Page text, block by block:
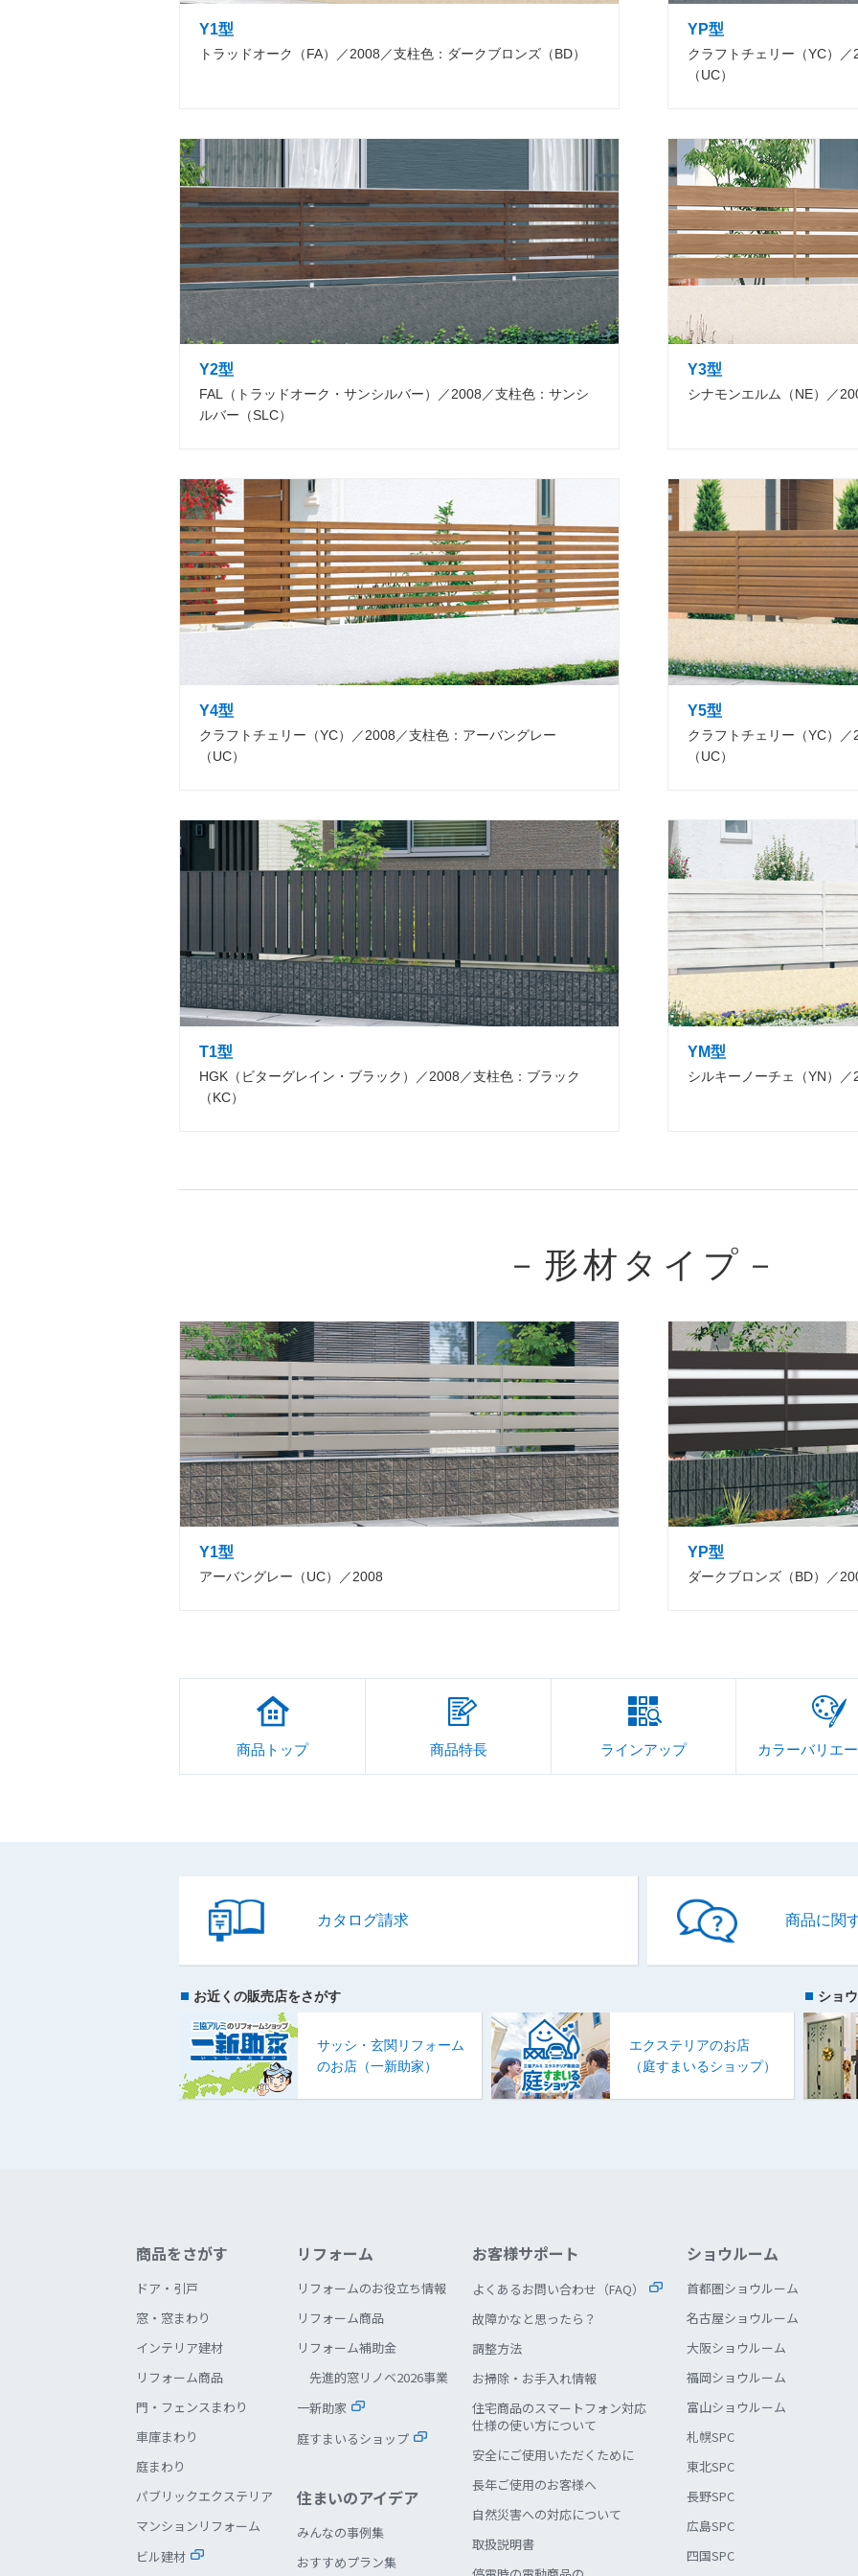
Y1型
トラッドオーク（FA）／2008／支柱色：ダークブロンズ（BD）
YP型
クラフトチェリー（YC）
（UC）
Y2型
FAL（トラッドオーク・サンシルバー）／2008／支柱色：サンシ
ルバー（SLC）
Y3型
シナモンエルム（NE）／
Y4型
クラフトチェリー（YC）／2008／支柱色：アーバングレー
（UC）
Y5型
クラフトチェリー（YC）
（UC）
T1型
HGK（ビターグレイン・ブラック）／2008／支柱色：ブラック
（KC）
YM型
シルキーノーチェ（YN）
－形材タイプ－
Y1型
アーバングレー（UC）／2008
YP型
ダークブロンズ（BD）／
商品トップ 商品特長 ラインアップ カラーバリエ
カタログ請求 商品に関
お近くの販売店をさがす
サッシ・玄関リフォーム
のお店（一新助家）
エクステリアのお店
（庭すまいるショップ）
ショ
商品をさがす
ドア・引戸
窓・窓まわり
インテリア建材
リフォーム商品
門・フェンスまわり
車庫まわり
庭まわり
パブリックエクステリア
マンションリフォーム
ビル建材
リフォーム
リフォームのお役立ち情報
リフォーム商品
リフォーム補助金
先進的窓リノベ2026事業
一新助家
庭すまいるショップ
住まいのアイデア
みんなの事例集
おすすめプラン集
お客様サポート
よくあるお問い合わせ（FAQ）
故障かなと思ったら？
調整方法
お掃除・お手入れ情報
住宅商品のスマートフォン対応
仕様の使い方について
安全にご使用いただくために
長年ご使用のお客様へ
自然災害への対応について
取扱説明書
ショウルーム
首都圏ショウルーム
名古屋ショウルーム
大阪ショウルーム
福岡ショウルーム
富山ショウルーム
札幌SPC
東北SPC
長野SPC
広島SPC
四国SPC